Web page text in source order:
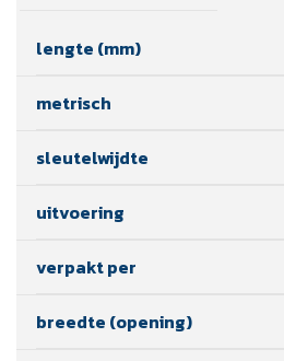
lengte (mm)
metrisch
sleutelwijdte
uitvoering
verpakt per
breedte (opening)